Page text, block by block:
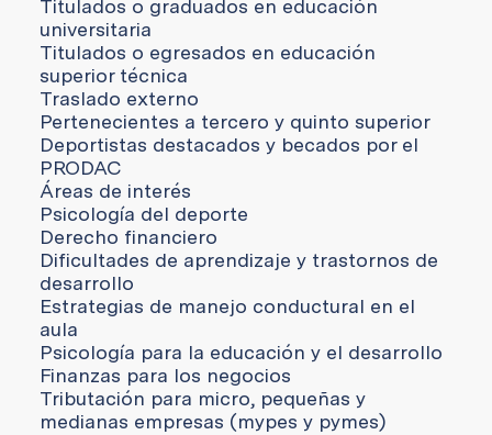
Titulados o graduados en educación
universitaria
Titulados o egresados en educación
superior técnica
Traslado externo
Pertenecientes a tercero y quinto superior
Deportistas destacados y becados por el
PRODAC
Áreas de interés
Psicología del deporte
Derecho financiero
Dificultades de aprendizaje y trastornos de
desarrollo
Estrategias de manejo conductural en el
aula
Psicología para la educación y el desarrollo
Finanzas para los negocios
Tributación para micro, pequeñas y
medianas empresas (mypes y pymes)